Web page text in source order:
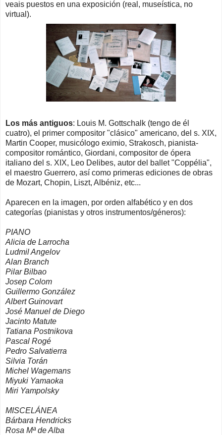
veais puestos en una exposición (real, museística, no
virtual).
Los más antiguos: Louis M. Gottschalk (tengo de él
cuatro), el primer compositor "clásico" americano, del s. XIX,
Martin Cooper, musicólogo eximio, Strakosch, pianista-
compositor romántico, Giordani, compositor de ópera
italiano del s. XIX, Leo Delibes, autor del ballet "Coppélia",
el maestro Guerrero, así como primeras ediciones de obras
de Mozart, Chopin, Liszt, Albéniz, etc...
Aparecen en la imagen, por orden alfabético y en dos
categorías (pianistas y otros instrumentos/géneros):
PIANO
Alicia de Larrocha
Ludmil Angelov
Alan Branch
Pilar Bilbao
Josep Colom
Guillermo González
Albert Guinovart
José Manuel de Diego
Jacinto Matute
Tatiana Postnikova
Pascal Rogé
Pedro Salvatierra
Silvia Torán
Michel Wagemans
Miyuki Yamaoka
Miri Yampolsky
MISCELÁNEA
Bárbara Hendricks
Rosa Mª de Alba